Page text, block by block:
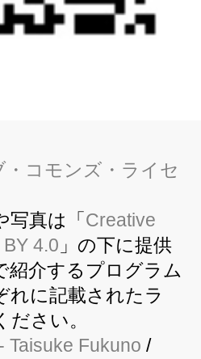
写真は「 Creative
4.0 」の下に提供
紹介するプログラム
れに記載されたラ
さい。
- Taisuke Fukuno /